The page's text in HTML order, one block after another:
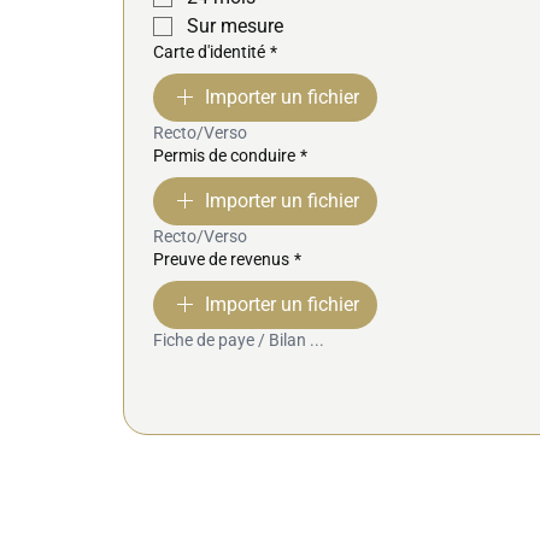
Sur mesure
Carte d'identité *
Importer un fichier
Recto/Verso
Permis de conduire *
Importer un fichier
Recto/Verso
Preuve de revenus *
Importer un fichier
Fiche de paye / Bilan ...